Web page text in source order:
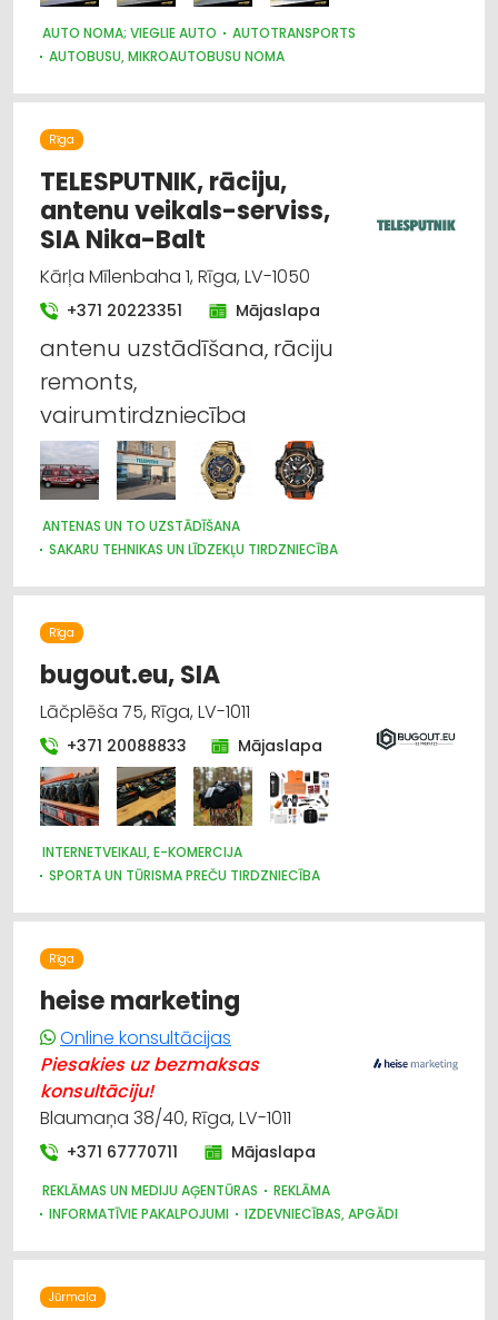
AUTO NOMA; VIEGLIE AUTO
AUTOTRANSPORTS
AUTOBUSU, MIKROAUTOBUSU NOMA
Rīga
TELESPUTNIK, rāciju,
antenu veikals-serviss,
SIA Nika-Balt
Kārļa Mīlenbaha 1, Rīga, LV-1050
+371 20223351 Mājaslapa
antenu uzstādīšana, rāciju
remonts,
vairumtirdzniecība
ANTENAS UN TO UZSTĀDĪŠANA
SAKARU TEHNIKAS UN LĪDZEKĻU TIRDZNIECĪBA
SAKARU TEHNIKAS UN LĪDZEKĻU LABOŠANA, SERVISS
PULKSTEŅU TIRDZNIECĪBA
APSARDZE: AIZSARGIERĪCES, SISTĒMAS, VIDEONOVĒROŠANA
Rīga
bugout.eu, SIA
Lāčplēša 75, Rīga, LV-1011
+371 20088833 Mājaslapa
INTERNETVEIKALI, E-KOMERCIJA
SPORTA UN TŪRISMA PREČU TIRDZNIECĪBA
Rīga
heise marketing
Online konsultācijas
Piesakies uz bezmaksas
konsultāciju!
Blaumaņa 38/40, Rīga, LV-1011
+371 67770711 Mājaslapa
REKLĀMAS UN MEDIJU AĢENTŪRAS
REKLĀMA
INFORMATĪVIE PAKALPOJUMI
IZDEVNIECĪBAS, APGĀDI
Jūrmala